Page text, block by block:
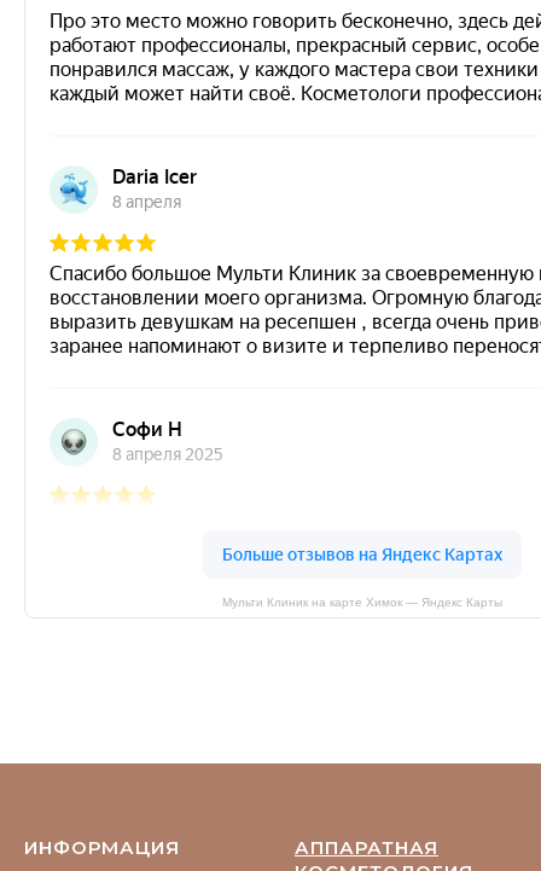
Мульти Клиник на карте Химок — Яндекс Карты
ИНФОРМАЦИЯ
АППАРАТНАЯ